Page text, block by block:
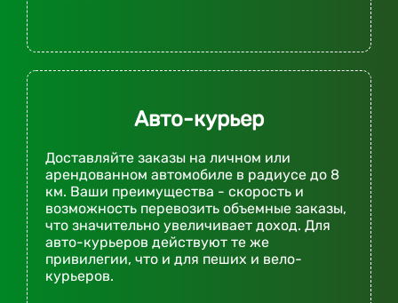
Авто-курьер
Доставляйте заказы на личном или
арендованном автомобиле в радиусе до 8
км. Ваши преимущества - скорость и
возможность перевозить объемные заказы,
что значительно увеличивает доход. Для
авто-курьеров действуют те же
привилегии, что и для пеших и вело-
курьеров.